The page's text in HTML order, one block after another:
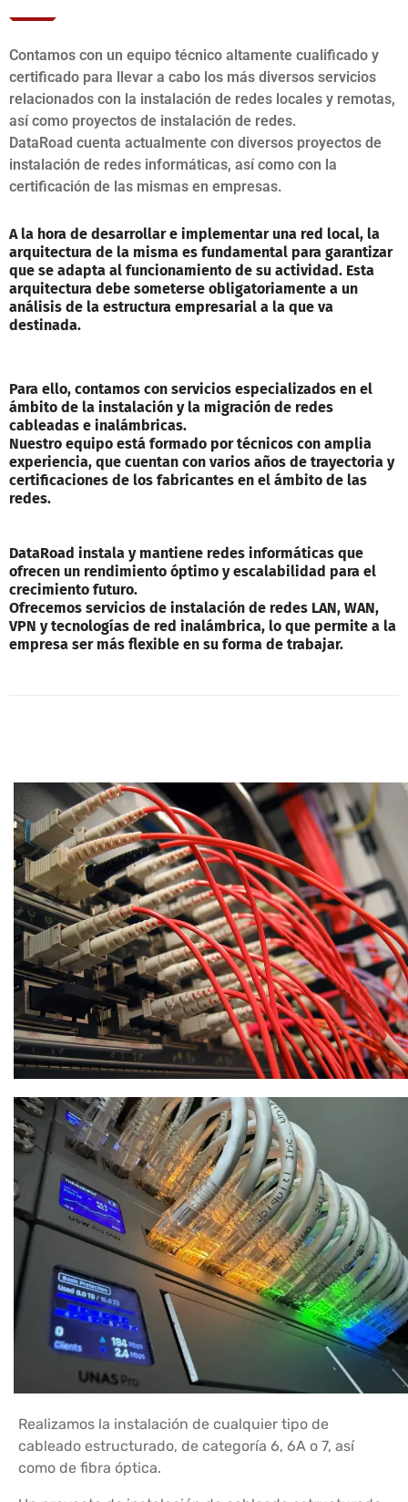
Contamos con un equipo técnico altamente cualificado y
certificado para llevar a cabo los más diversos servicios
relacionados con la instalación de redes locales y remotas,
así como proyectos de instalación de redes.
DataRoad cuenta actualmente con diversos proyectos de
instalación de redes informáticas, así como con la
certificación de las mismas en empresas.
A la hora de desarrollar e implementar una red local, la
arquitectura de la misma es fundamental para garantizar
que se adapta al funcionamiento de su actividad. Esta
arquitectura debe someterse obligatoriamente a un
análisis de la estructura empresarial a la que va
destinada.
Para ello, contamos con servicios especializados en el
ámbito de la instalación y la migración de redes
cableadas e inalámbricas.
Nuestro equipo está formado por técnicos con amplia
experiencia, que cuentan con varios años de trayectoria y
certificaciones de los fabricantes en el ámbito de las
redes.
DataRoad instala y mantiene redes informáticas que
ofrecen un rendimiento óptimo y escalabilidad para el
crecimiento futuro.
Ofrecemos servicios de instalación de redes LAN, WAN,
VPN y tecnologías de red inalámbrica, lo que permite a la
empresa ser más flexible en su forma de trabajar.
Realizamos la instalación de cualquier tipo de
cableado estructurado, de categoría 6, 6A o 7, así
como de fibra óptica.